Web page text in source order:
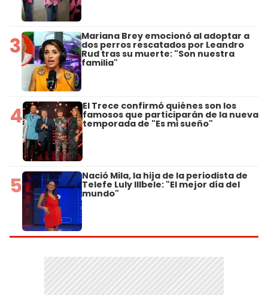
3 Mariana Brey emocionó al adoptar a
dos perros rescatados por Leandro
Rud tras su muerte: "Son nuestra
familia"
4 El Trece confirmó quiénes son los
famosos que participarán de la nueva
temporada de "Es mi sueño"
5 Nació Mila, la hija de la periodista de
Telefe Luly Illbele: "El mejor día del
mundo"